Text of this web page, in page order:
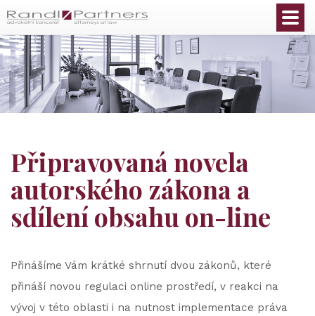
Připravovaná novela
autorského zákona a
sdílení obsahu on-line
Přinášíme Vám krátké shrnutí dvou zákonů, které
přináší novou regulaci online prostředí, v reakci na
vývoj v této oblasti i na nutnost implementace práva
Čeština